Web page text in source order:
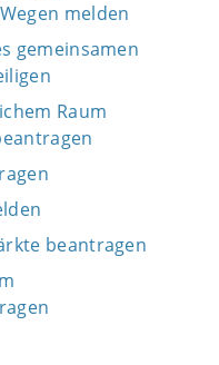
melden
gemeinsamen
Raum
beantragen